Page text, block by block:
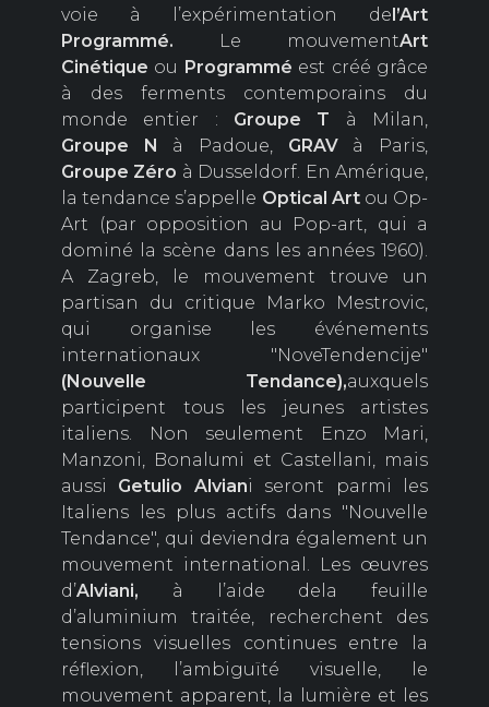
voie à l’expérimentation del’Art
Programmé. Le mouvementArt
Cinétique ou Programmé est créé grâce
à des ferments contemporains du
monde entier : Groupe T à Milan,
Groupe
N à Padoue, GRAVà Paris,
Groupe Zéro à Dusseldorf. En Amérique,
la tendance s’appelle Optical Artou Op-
Art (par opposition au Pop-art, qui a
dominé la scène dans les années 1960).
A Zagreb, le mouvement trouve un
partisan du critique Marko Mestrovic,
qui organise les événements
internationaux "NoveTendencije"
(Nouvelle Tendance),auxquels
participent tous les jeunes artistes
italiens. Non seulement Enzo Mari,
Manzoni, Bonalumi et Castellani, mais
aussi Getulio Alviani seront parmi les
Italiens les plus actifs dans "Nouvelle
Tendance", qui deviendra également un
mouvement international. Les œuvres
d’Alviani, à l’aide dela feuille
d’aluminium traitée, recherchent des
tensions visuelles continues entre la
réflexion, l’ambiguïté visuelle, le
mouvement apparent, la lumière et les